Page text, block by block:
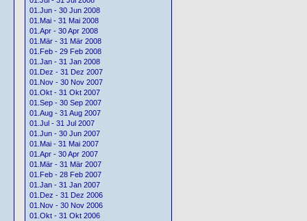
01.Jun - 30 Jun 2008
01.Mai - 31 Mai 2008
01.Apr - 30 Apr 2008
01.Mär - 31 Mär 2008
01.Feb - 29 Feb 2008
01.Jan - 31 Jan 2008
01.Dez - 31 Dez 2007
01.Nov - 30 Nov 2007
01.Okt - 31 Okt 2007
01.Sep - 30 Sep 2007
01.Aug - 31 Aug 2007
01.Jul - 31 Jul 2007
01.Jun - 30 Jun 2007
01.Mai - 31 Mai 2007
01.Apr - 30 Apr 2007
01.Mär - 31 Mär 2007
01.Feb - 28 Feb 2007
01.Jan - 31 Jan 2007
01.Dez - 31 Dez 2006
01.Nov - 30 Nov 2006
01.Okt - 31 Okt 2006